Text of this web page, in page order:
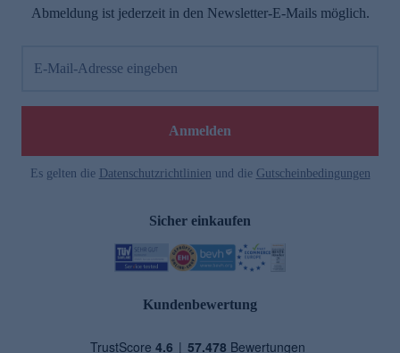
Abmeldung ist jederzeit in den Newsletter-E-Mails möglich.
E-Mail-Adresse eingeben
Anmelden
Es gelten die Datenschutzrichtlinien und die Gutscheinbedingungen
Sicher einkaufen
Kundenbewertung